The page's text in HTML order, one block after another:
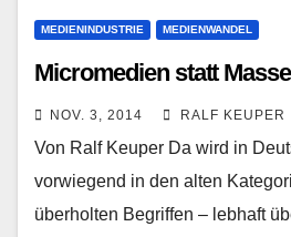
MEDIENINDUSTRIE MEDIENWANDEL
Micromedien statt
NOV. 3, 2014 RALF KEUPER
Von Ralf Keuper Da wird in
vorwiegend in den alten
überholten Begriffen – lebhaft